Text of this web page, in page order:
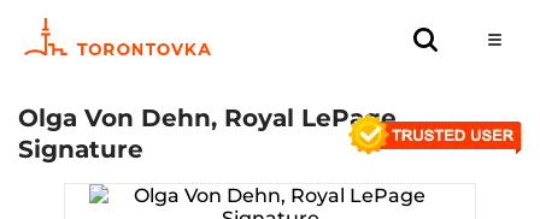
Olga Von Dehn, Royal LePage
Signature